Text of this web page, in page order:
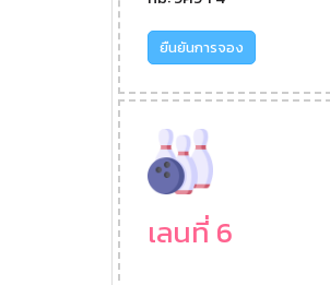
ยืนยันการจอง
เลนที่ 6